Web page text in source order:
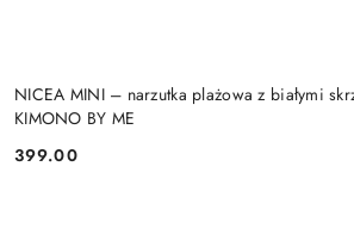
NICEA MINI – narzutka plażowa z białymi
KIMONO BY ME
Cena:
399.00